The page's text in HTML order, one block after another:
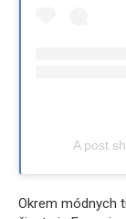
A post
Okrem módnych